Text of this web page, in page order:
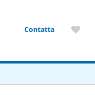
Contatta